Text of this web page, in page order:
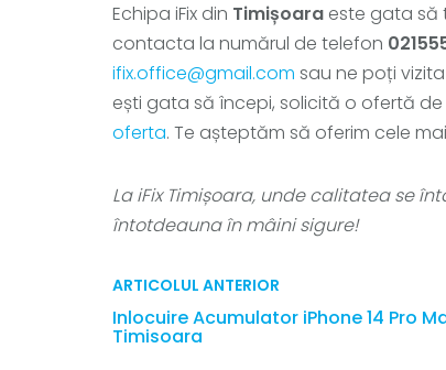
Echipa iFix din Timișoara este gata să
contacta la numărul de telefon
ifix.office@gmail.com sau ne poți
ești gata să începi, solicită o ofertă
oferta. Te așteptăm să oferim cele
La iFix Timișoara, unde calitatea se
întotdeauna în mâini sigure!
ARTICOLUL ANTERIOR
Inlocuire Acumulator iPhone 14 Pro
Timisoara